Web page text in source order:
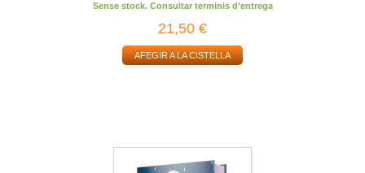
Sense stock. Consultar terminis d'entrega
21,50 €
AFEGIR A LA CISTELLA